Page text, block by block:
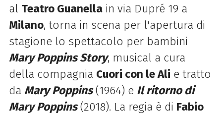
al Teatro Guanellain via Dupré 19 a
Milano, torna in scena per l'apertura di
stagione lo spettacolo per bambini
Mary Poppins Story, musical a cura
della compagnia Cuori con le Ali e tratto
da Mary Poppins(1964) e Il ritorno di
Mary Poppins(2018). La regia è di Fabio